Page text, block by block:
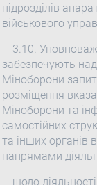
підрозділів
військового
3.10.
забезпечують
Міноборони
розміщення
Міноборони та
самостійних
та інших органів
напрямами
щодо